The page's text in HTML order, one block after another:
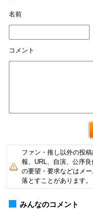
名前
コメント
ファン・推し以外の投
報、URL、自演、公序
の要望・要求などはメ
落とすことがあります。
みんなのコメント